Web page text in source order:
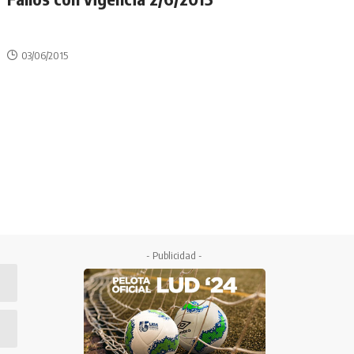
03/06/2015
- Publicidad -